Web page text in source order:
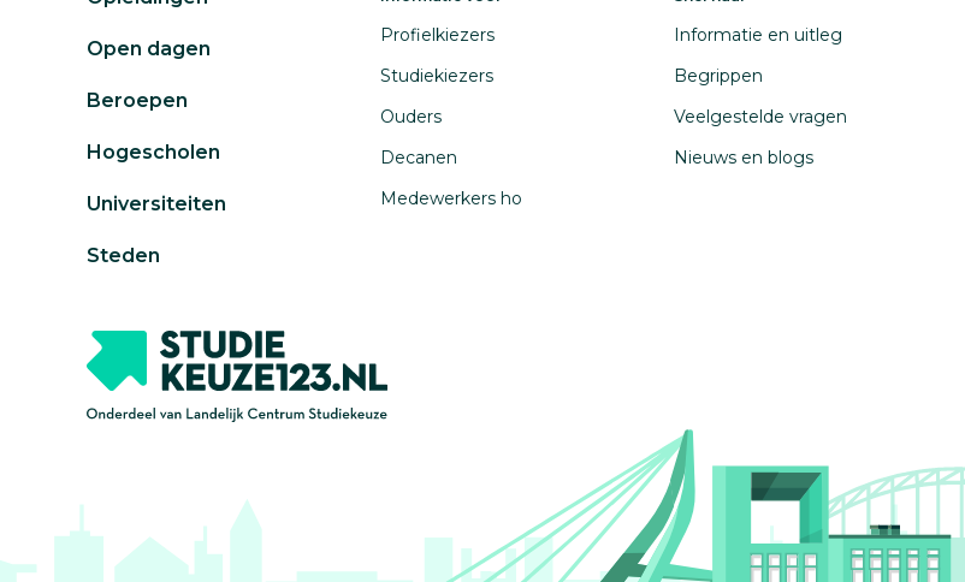
Open dagen
Beroepen
Hogescholen
Universiteiten
Steden
Profielkiezers
Studiekiezers
Ouders
Decanen
Medewerkers ho
Informatie en uitleg
Begrippen
Veelgestelde vragen
Nieuws en blogs